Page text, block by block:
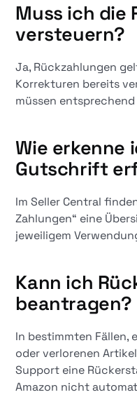
Muss ich die
versteuern?
Ja, Rückzahlungen
Korrekturen bereits
müssen
Wie erkenne
Gutschrift
Im Seller Central
Zahlungen“ eine
jeweiligem
Kann ich
beantragen?
In bestimmten Fällen,
oder verlorenen
Support eine
Amazon nicht